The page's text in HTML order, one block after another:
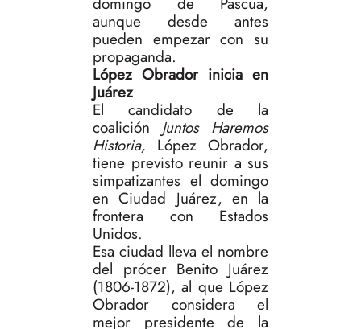
aunque desde antes
pueden empezar con su
propaganda.
López Obrador inicia en
Juárez
El candidato de la
coalición Juntos Haremos
Historia, López Obrador,
tiene previsto reunir a sus
simpatizantes el domingo
en Ciudad Juárez, en la
frontera con Estados
Unidos.
Esa ciudad lleva el nombre
del prócer Benito Juárez
(1806-1872), al que López
Obrador considera el
mejor presidente de la